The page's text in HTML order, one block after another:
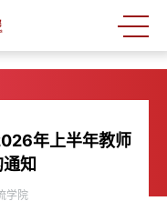
年上半年教师
知
学院